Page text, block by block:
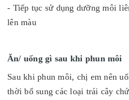
- Tiếp tục sử dụng dưỡng môi
lên màu
Ăn/ uống gì sau khi phun môi
Sau khi phun môi, chị em nên
thời bổ sung các loại trái cây